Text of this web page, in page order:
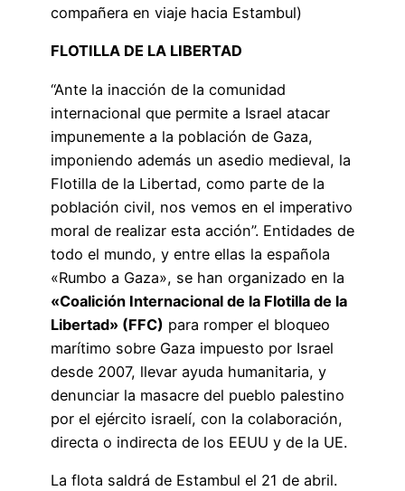
compañera en viaje hacia Estambul)
FLOTILLA DE LA LIBERTAD
“Ante la inacción de la comunidad
internacional que permite a Israel atacar
impunemente a la población de Gaza,
imponiendo además un asedio medieval, la
Flotilla de la Libertad, como parte de la
población civil, nos vemos en el imperativo
moral de realizar esta acción”. Entidades de
todo el mundo, y entre ellas la española
«Rumbo a Gaza», se han organizado en la
«Coalición Internacional de la Flotilla de la
Libertad» (FFC) para romper el bloqueo
marítimo sobre Gaza impuesto por Israel
desde 2007, llevar ayuda humanitaria, y
denunciar la masacre del pueblo palestino
por el ejército israelí, con la colaboración,
directa o indirecta de los EEUU y de la UE.
La flota saldrá de Estambul el 21 de abril.